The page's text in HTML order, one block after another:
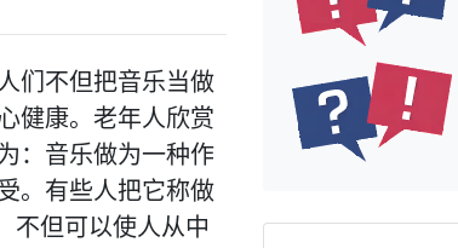
们不但把音乐当做
健康。老年人欣赏
：音乐做为一种作
。有些人把它称做
不但可以使人从中